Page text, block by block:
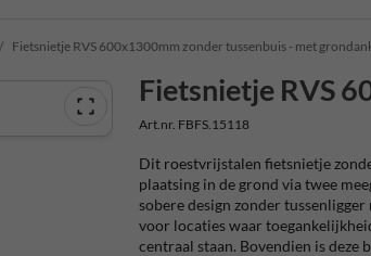
Fietsnietje RVS 600x1300mm zonder tussenbuis - met
Fietsnietje RVS
Art.nr. FBFS.15118
Dit roestvrijstalen fietsnietje
plaatsing in de grond via twee
sobere design zonder
voor locaties waar
centraal staan. Bovendien is deze